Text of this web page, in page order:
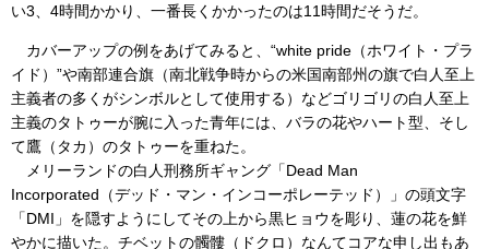
い3、4時間かかり、一番長くかかったのは11時間だそうだ。
カバーアップの例をあげてみると、“white pride（ホワイト・プラ
イド）”や南部連合旗（南北戦争時からの米国南部州の旗で白人至上
主義者の多くがシンボルとして使用する）などゴリゴリの白人至上
主義のタトゥーが腕に入った青年には、バラの花やハート型、そし
て鷹（タカ）のタトゥーを重ねた。
メリーランドの白人刑務所ギャング「Dead Man
Incorporated（デッド・マン・インコーポレーテッド）」の頭文字
「DMI」を隠すようにしてその上から黒ヒョウを彫り、蓮の花を鮮
やかに描いた。チベットの髑髏（ドクロ）なんてコアな申し出もあ